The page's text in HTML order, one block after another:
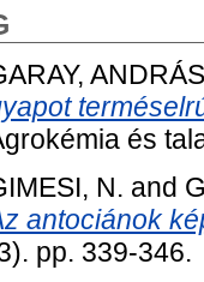
ANDRÁS
és
N. and
antociánok
pp. 339-346.